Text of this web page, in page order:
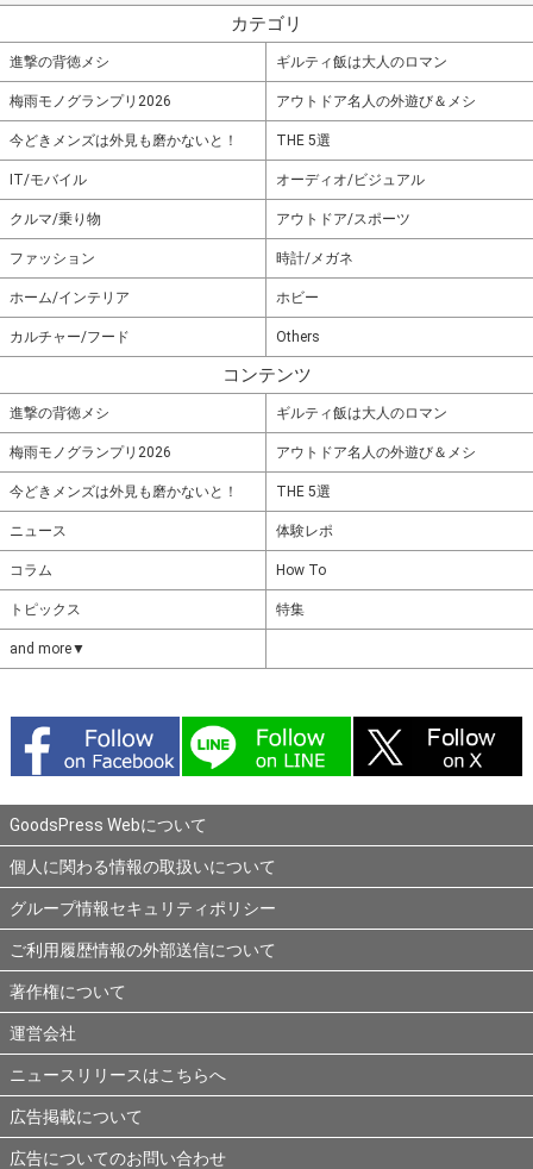
カテゴリ
進撃の背徳メシ ギルティ飯は大人のロマン
梅雨モノグランプリ2026 アウトドア名人の外遊び＆メシ
今どきメンズは外見も磨かないと！ THE 5選
IT/モバイル オーディオ/ビジュアル
クルマ/乗り物 アウトドア/スポーツ
ファッション 時計/メガネ
ホーム/インテリア ホビー
カルチャー/フード Others
コンテンツ
進撃の背徳メシ ギルティ飯は大人のロマン
梅雨モノグランプリ2026 アウトドア名人の外遊び＆メシ
今どきメンズは外見も磨かないと！ THE 5選
ニュース 体験レポ
コラム How To
トピックス 特集
and more▼
GoodsPress Webについて
個人に関わる情報の取扱いについて
グループ情報セキュリティポリシー
ご利用履歴情報の外部送信について
著作権について
運営会社
ニュースリリースはこちらへ
広告掲載について
広告についてのお問い合わせ